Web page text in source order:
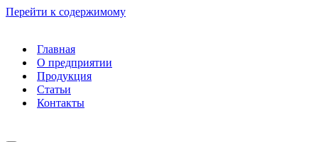
Перейти к содержимому
Главная
О предприятии
Продукция
Статьи
Контакты